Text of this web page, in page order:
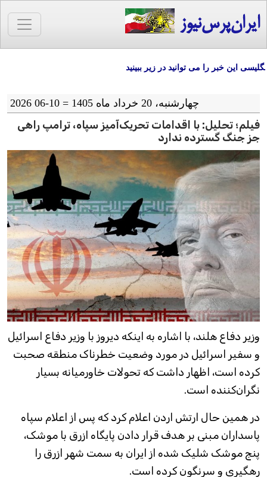
ایران‌پرس‌نیوز
این خبر را می توانید در زیر ببینید
چهارشنبه، 20 خرداد ماه 1405 = 10-06 2026
فیلم؛ تحلیل: با اقدامات تحریک‌آمیز سپاه، ترامپ راهی
جز جنگ گسترده ندارد
وزیر دفاع هلند، با اشاره به اینکه دیروز با وزیر دفاع اسرائیل
و سفیر اسرائیل در مورد وضعیت خطرناک منطقه صحبت
کرده است، اظهار داشت که تحولات خاورمیانه بسیار
نگران‌کننده است.
در همین حال ارتش اردن اعلام کرد که پس از اعلام سپاه
پاسداران مبنی بر هدف قرار دادن پایگاه ازرق با موشک،
پنج موشک شلیک شده از ایران به سمت شهر ازرق را
رهگیری و سرنگون کرده است.